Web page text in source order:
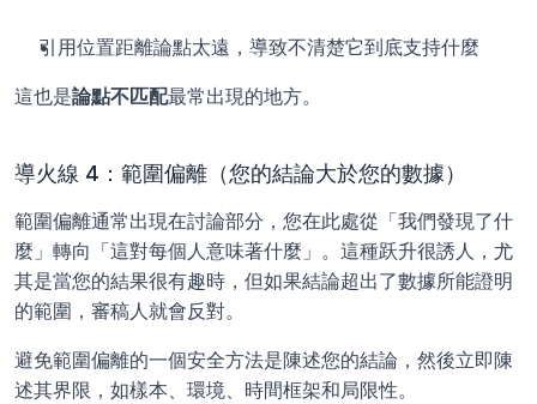
引用位置距離論點太遠，導致不清楚它到底支持什麼
這也是論點不匹配最常出現的地方。
導火線 4：範圍偏離（您的結論大於您的數據）
範圍偏離通常出現在討論部分，您在此處從「我們發現了什
麼」轉向「這對每個人意味著什麼」。這種跃升很誘人，尤
其是當您的結果很有趣時，但如果結論超出了數據所能證明
的範圍，審稿人就會反對。
避免範圍偏離的一個安全方法是陳述您的結論，然後立即陳
述其界限，如樣本、環境、時間框架和局限性。